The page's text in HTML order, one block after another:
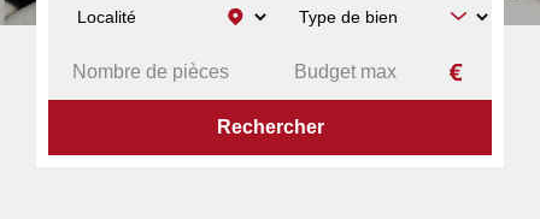
IMMOBILIER A LOUER